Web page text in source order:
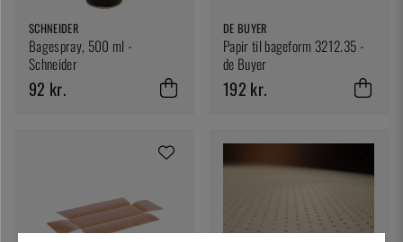
SCHNEIDER
Bagespray, 500 ml -
Schneider
92 kr.
DE BUYER
Papir til bageform 3212.35 -
de Buyer
192 kr.